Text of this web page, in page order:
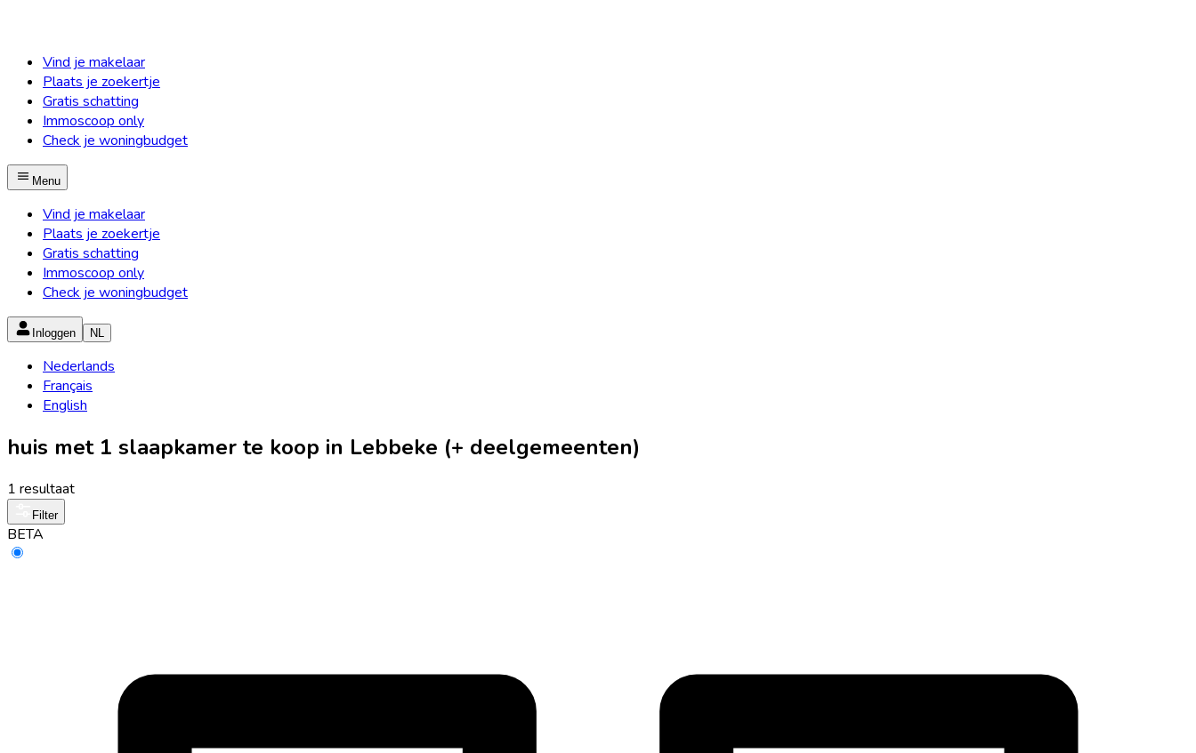
Vind je makelaar
Plaats je zoekertje
Gratis schatting
Immoscoop only
Check je woningbudget
Menu
Vind je makelaar
Plaats je zoekertje
Gratis schatting
Immoscoop only
Check je woningbudget
Inloggen NL
Nederlands
Français
English
huis met 1 slaapkamer te koop in Lebbeke (+ deelgemeenten)
1 resultaat
Filter
BETA